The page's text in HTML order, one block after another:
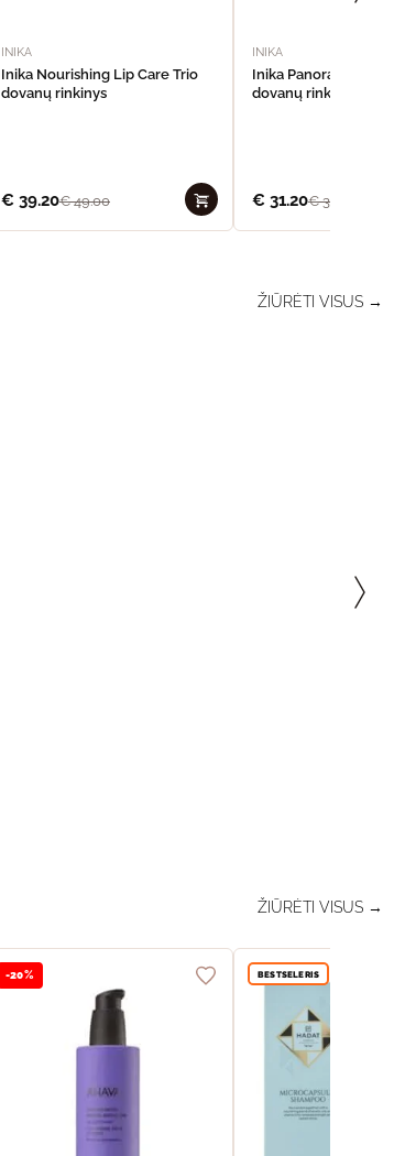
INIKA
Inika Nourishing Lip Care Trio
dovanų rinkinys
€ 39.20€49.00
INIKA
Inika Panoramic Eye
dovanų rinkinys
€ 31.20€39.00
ŽIŪRĖTI VISUS →
ŽIŪRĖTI VISUS →
-20% BESTSELERIS